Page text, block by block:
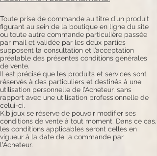
Toute prise de commande au titre d’un produit
figurant au sein de la boutique en ligne du site
ou toute autre commande particulière passée
par mail et validée par les deux parties
supposent la consultation et l’acceptation
préalable des présentes conditions générales
de vente.
Il est précisé que les produits et services sont
réservés à des particuliers et destinés à une
utilisation personnelle de l’Acheteur, sans
rapport avec une utilisation professionnelle de
celui-ci.
K.bijoux se réserve de pouvoir modifier ses
conditions de vente à tout moment. Dans ce cas,
les conditions applicables seront celles en
vigueur à la date de la commande par
l'Acheteur.